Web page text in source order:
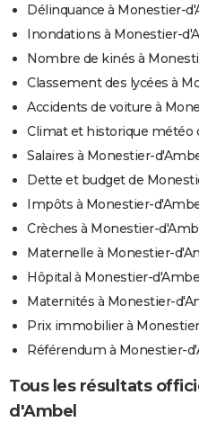
Délinquance à Monestier-
Inondations à Monestier-
Nombre de kinés à
Classement des lycées à
Accidents de voiture à
Climat et historique météo
Salaires à Monestier-
Dette et budget de
Impôts à Monestier-
Crèches à Monestier-
Maternelle à Monestier-
Hôpital à Monestier-
Maternités à Monestier-
Prix immobilier à
Référendum à Monestier-
Tous les résultats
d'Ambel